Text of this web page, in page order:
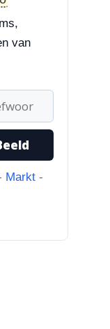
niet. Dit
en
van
Markt -